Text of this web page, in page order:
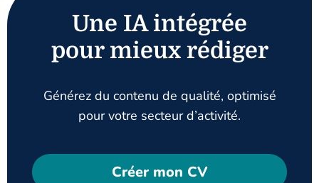
Une IA intégrée
pour mieux rédiger
Générez du contenu de qualité, optimisé
pour votre secteur d’activité.
Créer mon CV